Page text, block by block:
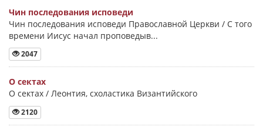
Чин последования исповеди
Чин последования исповеди Православной Церкви / С того
времени Иисус начал проповедыв...
2047
О сектах
О сектах / Леонтия, схоластика Византийского
2120